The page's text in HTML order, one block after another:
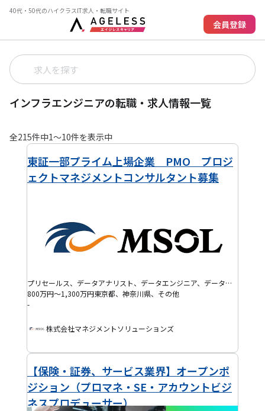
40代・50代のハイクラスIT求人・転職サイト
会員登録
インフラエンジニアの転職・求人情報一覧
全215件中1〜10件を表示中
東証一部プライム上場企業 PMO プロジ
ェクトマネジメントコンサルタント募集
プリセールス、データアナリスト、データエンジニア、データサイエンティスト、バックエンドエンジニア、フロントエンドエンジニア、AI・機械学習エンジニア、BIエンジニア、IoTエンジニア、ITマネジャー、ITコンサルタント、プログラマー(PG)、プロジェクトマネージャー(PM)、システムエンジニア(SE)、インフラ保守運用・監視、半導体エンジニア、機械系エンジニア、組み込みエンジニア、電気・電子系エンジニア、インフラエンジニア、クラウドエンジニア、セキュリティエンジニア、データベースエンジニア、ネットワークエンジニア、フルスタックエンジニア、モバイルアプリエンジニア、BPR・BPOコンサルタント、ERPコンサルタント、ITアーキテクト、PMO、SAPコンサルタント、戦略コンサルタント、テックリード、プロジェクトリーダー(PL)、QAエンジニア、EM、プロダクトマネージャー(PdM)、アジャイルコーチ・スクラムマスター、DevOpsエンジニア、ブリッジSE、SRE、ゲーム開発エンジニア、その他コンサルタント
800万円～1,300万円東京都、神奈川県、その他
-
株式会社マネジメントソリューションズ
【保険・証券、サービス業界】オープンポ
ジション（プロマネ・SE・アカウントビジ
ネスプロデューサー）